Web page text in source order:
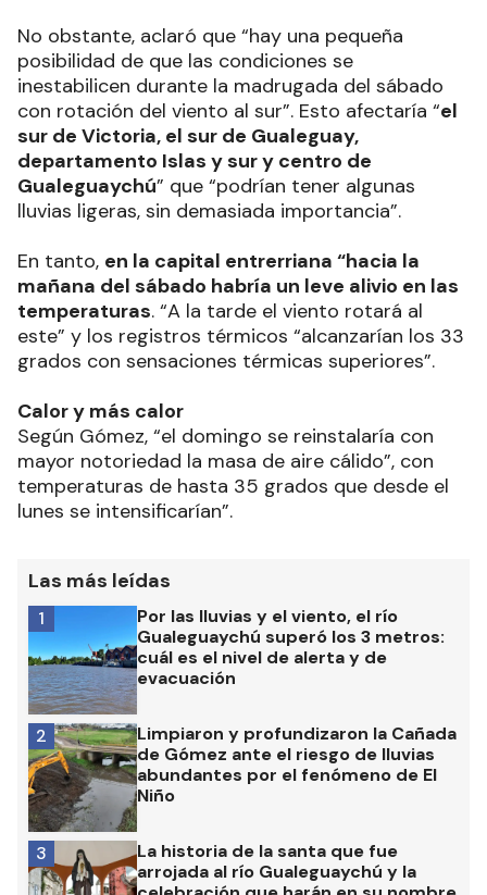
No obstante, aclaró que “hay una pequeña
posibilidad de que las condiciones se
inestabilicen durante la madrugada del sábado
con rotación del viento al sur”. Esto afectaría “el
sur de Victoria, el sur de Gualeguay,
departamento Islas y sur y centro de
Gualeguaychú” que “podrían tener algunas
lluvias ligeras, sin demasiada importancia”.
En tanto, en la capital entrerriana “hacia la
mañana del sábado habría un leve alivio en las
temperaturas. “A la tarde el viento rotará al
este” y los registros térmicos “alcanzarían los 33
grados con sensaciones térmicas superiores”.
Calor y más calor
Según Gómez, “el domingo se reinstalaría con
mayor notoriedad la masa de aire cálido”, con
temperaturas de hasta 35 grados que desde el
lunes se intensificarían”.
Las más leídas
Por las lluvias y el viento, el río
Gualeguaychú superó los 3 metros:
cuál es el nivel de alerta y de
evacuación
1
Limpiaron y profundizaron la Cañada
de Gómez ante el riesgo de lluvias
abundantes por el fenómeno de El
Niño
2
La historia de la santa que fue
arrojada al río Gualeguaychú y la
3